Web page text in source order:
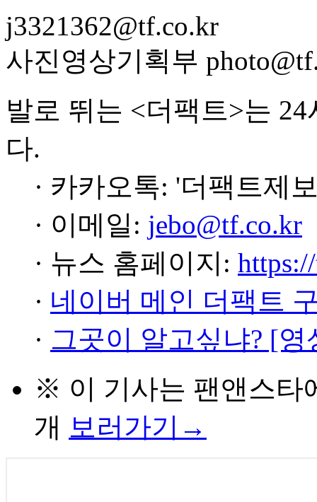
j3321362@tf.co.kr
사진영상기획부
발로 뛰는 <더팩트>는
다.
· 카카오톡: '더팩트제
· 이메일: jebo@tf.co.kr
· 뉴스 홈페이지:
· 네이버 메인 더팩트
· 그곳이 알고싶냐? [
※ 이 기사는 팬앤스타
개 보러가기→